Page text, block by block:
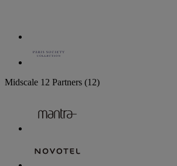
Midscale 12 Partners (12)